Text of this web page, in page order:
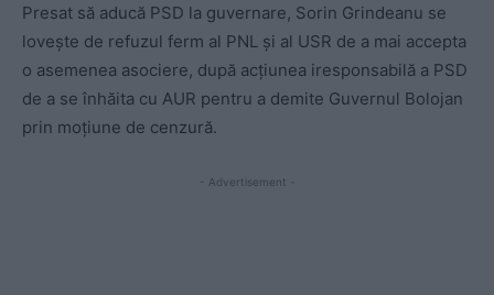
Presat să aducă PSD la guvernare, Sorin Grindeanu se
lovește de refuzul ferm al PNL și al USR de a mai accepta
o asemenea asociere, după acțiunea iresponsabilă a PSD
de a se înhăita cu AUR pentru a demite Guvernul Bolojan
prin moțiune de cenzură.
- Advertisement -